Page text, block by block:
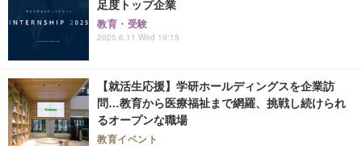
足度トップ企業
教育・受験
2025.6.11 Wed 19:15
【就活生応援】学研ホールディングスを企業訪
問…教育から医療福祉まで網羅、挑戦し続けられ
るオープンな職場
教育イベント